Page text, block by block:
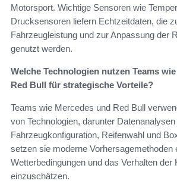
Motorsport. Wichtige Sensoren wie
Drucksensoren liefern Echtzeitdaten, die
Fahrzeugleistung und zur Anpassung der
genutzt werden.
Welche Technologien nutzen Teams
Red Bull für strategische Vorteile?
Teams wie Mercedes und Red Bull
von Technologien, darunter
Fahrzeugkonfiguration, Reifenwahl und
setzen sie moderne Vorhersagemethoden
Wetterbedingungen und das Verhalten
einzuschätzen.